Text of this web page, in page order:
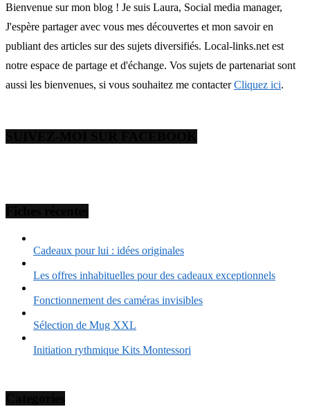
Bienvenue sur mon blog ! Je suis Laura, Social media manager,
J'espère partager avec vous mes découvertes et mon savoir en
publiant des articles sur des sujets diversifiés. Local-links.net est
notre espace de partage et d'échange. Vos sujets de partenariat sont
aussi les bienvenues, si vous souhaitez me contacterCliquez ici.
Cadeaux pour lui : idées originales
Les offres inhabituelles pour des cadeaux exceptionnels
Fonctionnement des caméras invisibles
Sélection de Mug XXL
Initiation rythmique Kits Montessori